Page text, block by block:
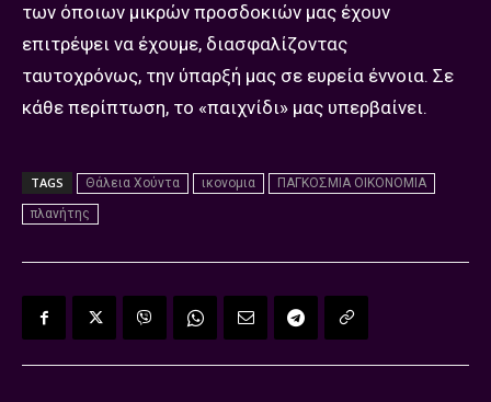
των όποιων μικρών προσδοκιών μας έχουν
επιτρέψει να έχουμε, διασφαλίζοντας
ταυτοχρόνως, την ύπαρξή μας σε ευρεία έννοια. Σε
κάθε περίπτωση, το «παιχνίδι» μας υπερβαίνει.
TAGS Θάλεια Χούντα ικονομια
ΠΑΓΚΟΣΜΙΑ ΟΙΚΟΝΟΜΙΑ
πλανήτης